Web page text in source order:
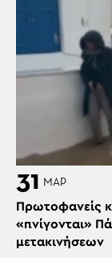
31 ΜΑΡ
Πρωτοφανείς
«πνίγονται»
μετακινήσεων